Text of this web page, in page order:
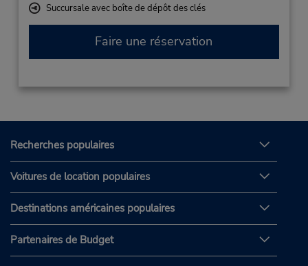
Succursale avec boîte de dépôt des clés
Faire une réservation
Recherches populaires
Voitures de location populaires
Destinations américaines populaires
Partenaires de Budget